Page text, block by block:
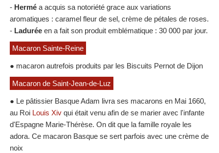
- Hermé a acquis sa notoriété grace aux variations
aromatiques : caramel fleur de sel, crème de pétales de roses.
- Ladurée en a fait son produit emblématique : 30 000 par jour.
Macaron Sainte-Reine
● macaron autrefois produits par les Biscuits Pernot de Dijon
Macaron de Saint-Jean-de-Luz
● Le pâtissier Basque Adam livra ses macarons en Mai 1660,
au Roi Louis Xiv qui était venu afin de se marier avec l'infante
d'Espagne Marie-Thérèse. On dit que la famille royale les
adora. Ce macaron Basque se sert parfois avec une crème de
noix